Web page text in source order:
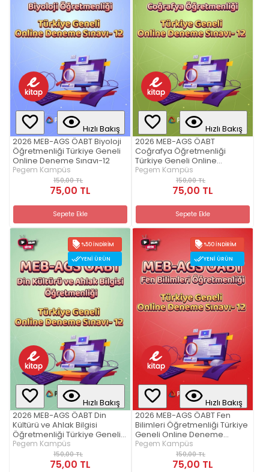
Hızlı Bakış
2026 MEB-AGS ÖABT Biyoloji
Öğretmenliği Türkiye Geneli
Online Deneme Sınavı-12
Pegem Kampüs
150,00 TL
75,00 TL
Sepete Ekle
Hızlı Bakış
2026 MEB-AGS ÖABT
Coğrafya Öğretmenliği
Türkiye Geneli Online
Deneme Sınavı-12
Pegem Kampüs
150,00 TL
75,00 TL
Sepete Ekle
%50 İNDIRIM
YENI ÜRÜN
Hızlı Bakış
2026 MEB-AGS ÖABT Din
Kültürü ve Ahlak Bilgisi
Öğretmenliği Türkiye Geneli
Online Deneme Sınavı-12
Pegem Kampüs
150,00 TL
75,00 TL
%50 İNDIRIM
YENI ÜRÜN
Hızlı Bakış
2026 MEB-AGS ÖABT Fen
Bilimleri Öğretmenliği Türkiye
Geneli Online Deneme
Sınavı-12
Pegem Kampüs
150,00 TL
75,00 TL